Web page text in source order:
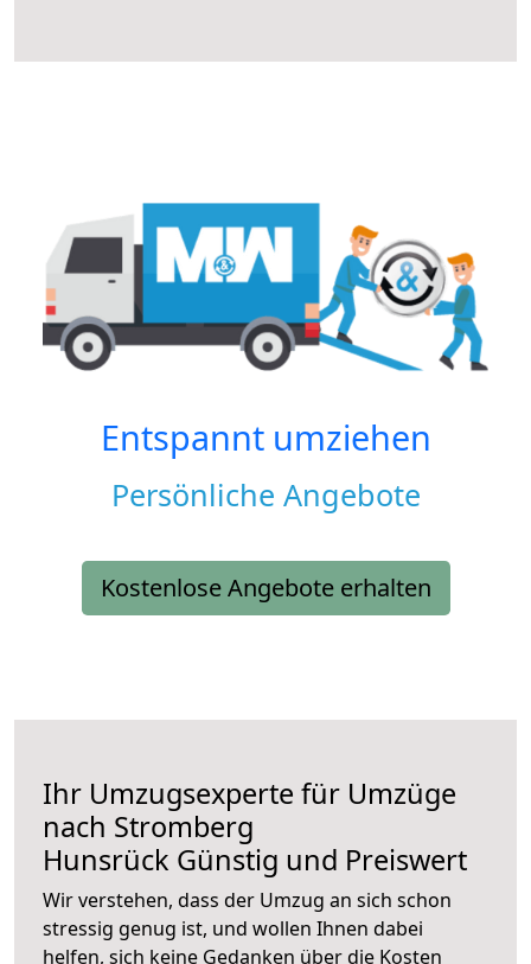
Entspannt umziehen
Persönliche Angebote
Kostenlose Angebote erhalten
Ihr Umzugsexperte für Umzüge
nach Stromberg
Hunsrück Günstig und Preiswert
Wir verstehen, dass der Umzug an sich schon
stressig genug ist, und wollen Ihnen dabei
helfen, sich keine Gedanken über die Kosten